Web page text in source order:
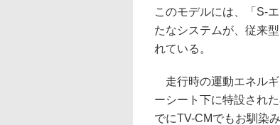
このモデルには、「S-
たなシステムが、従来
れている。
走行時の運動エネルギ
ーシート下に特設され
でにTV-CMでもお馴染